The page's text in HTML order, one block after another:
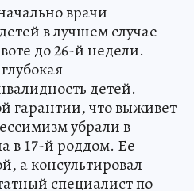
врачи
в лучшем случае
до 26-й недели.
детей.
гарантии, что выживет
убрали в
в 17-й роддом. Ее
а консультировал
специалист по